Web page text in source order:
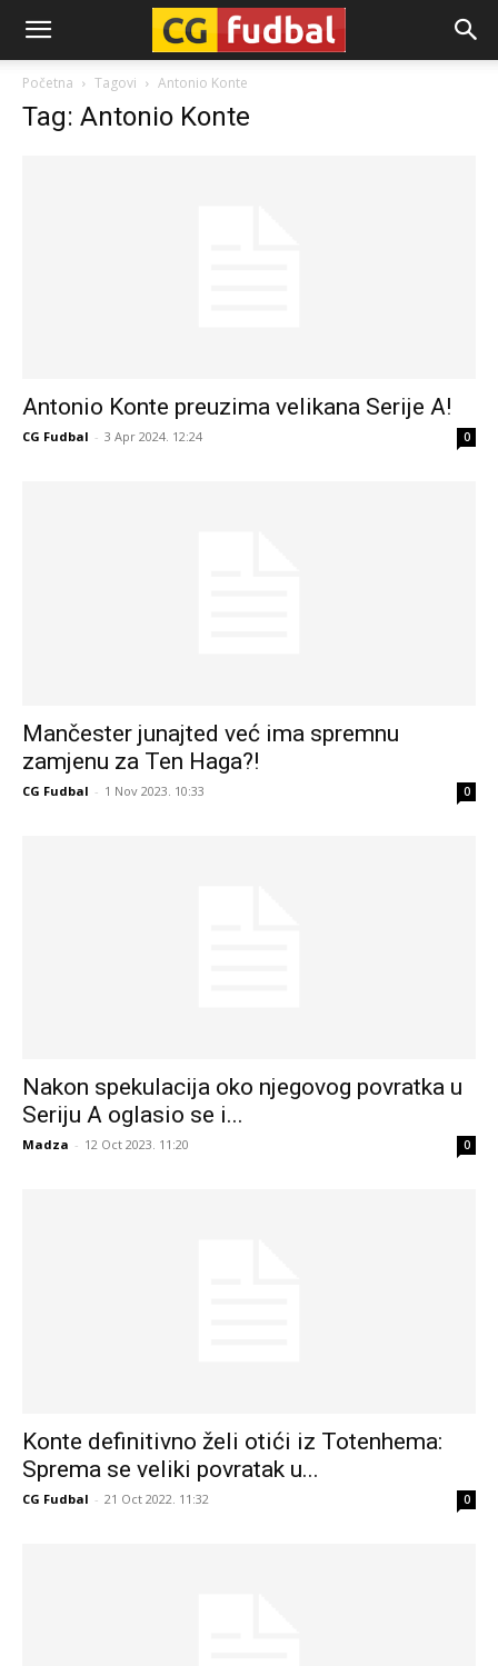
CG-
Fudbal
Početna Tagovi Antonio Konte
Tag: Antonio Konte
Antonio Konte preuzima velikana Serije A!
CG Fudbal - 3 Apr 2024. 12:24 0
Mančester junajted već ima spremnu
zamjenu za Ten Haga?!
CG Fudbal - 1 Nov 2023. 10:33 0
Nakon spekulacija oko njegovog povratka u
Seriju A oglasio se i...
Madza - 12 Oct 2023. 11:20 0
Konte definitivno želi otići iz Totenhema:
Sprema se veliki povratak u...
CG Fudbal - 21 Oct 2022. 11:32 0